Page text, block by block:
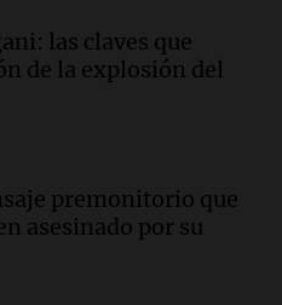
preocupación
según Antonio
las claves que
de la explosión del
premonitorio que
asesinado por su